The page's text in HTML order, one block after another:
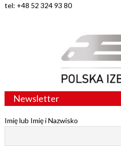
tel: +48 52 324 93 80
Newsletter
Imię lub Imię i Nazwisko